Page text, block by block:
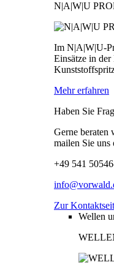
N|A|W|U
Im N|A|W|U-
Einsätze in
Mehr erfahren
Haben Sie
Gerne beraten
mailen Sie uns
+49 541
Zur
Wellen